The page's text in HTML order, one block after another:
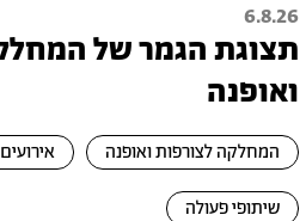
6.8.26
תצוגת הגמר של
ואופנה
המחלקה לצורפות ואופנה אירועים
שיתופי פעולה